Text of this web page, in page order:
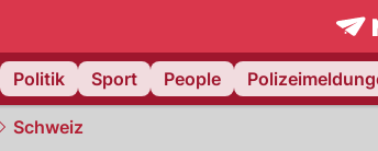
Politik Sport People
Schweiz